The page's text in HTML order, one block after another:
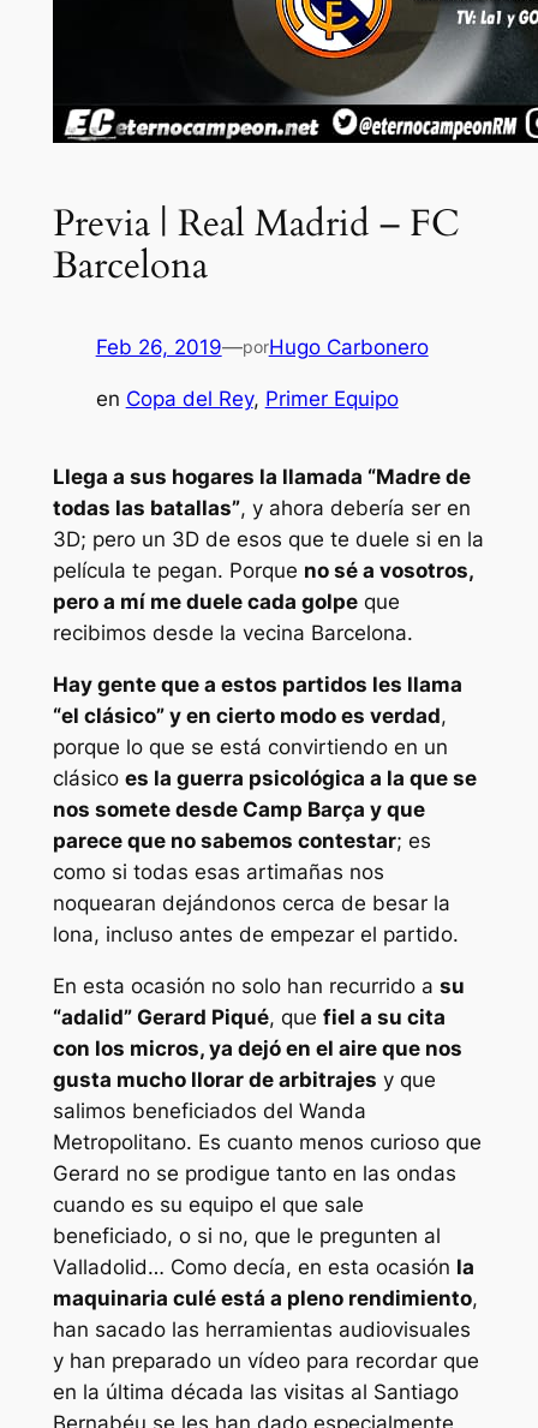
Previa | Real Madrid – FC
Barcelona
Feb 26, 2019—porHugo Carbonero
en Copa del Rey, Primer Equipo
Llega a sus hogares la llamada “Madre de
todas las batallas”, y ahora debería ser en
3D; pero un 3D de esos que te duele si en la
película te pegan. Porque no sé a vosotros,
pero a mí me duele cada golpeque
recibimos desde la vecina Barcelona.
Hay gente que a estos partidos les llama
“el clásico” y en cierto modo es verdad,
porque lo que se está convirtiendo en un
clásico es la guerra psicológica a la que se
nos somete desde Camp Barça y que
parece que no sabemos contestar; es
como si todas esas artimañas nos
noquearan dejándonos cerca de besar la
lona, incluso antes de empezar el partido.
En esta ocasión no solo han recurrido a su
“adalid” Gerard Piqué, que fiel a su cita
con los micros, ya dejó en el aire que nos
gusta mucho llorar de arbitrajes y que
salimos beneficiados del Wanda
Metropolitano. Es cuanto menos curioso que
Gerard no se prodigue tanto en las ondas
cuando es su equipo el que sale
beneficiado, o si no, que le pregunten al
Valladolid… Como decía, en esta ocasión la
maquinaria culé está a pleno rendimiento,
han sacado las herramientas audiovisuales
y han preparado un vídeo para recordar que
en la última década las visitas al Santiago
Bernabéu se les han dado especialmente